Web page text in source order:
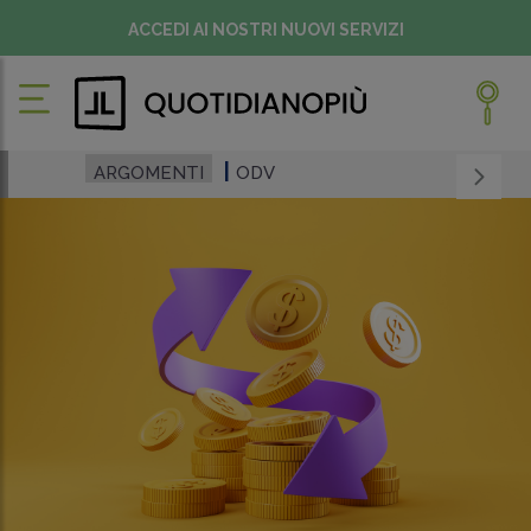
ACCEDI AI NOSTRI NUOVI SERVIZI
ARGOMENTI ODV